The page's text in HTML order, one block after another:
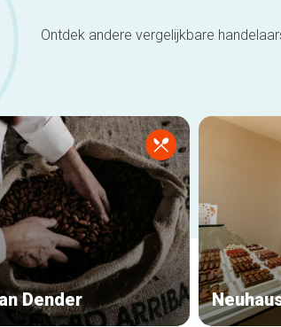
Ontdek andere vergelijkbare
Dender